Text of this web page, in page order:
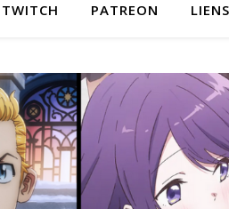
TWITCH PATREON